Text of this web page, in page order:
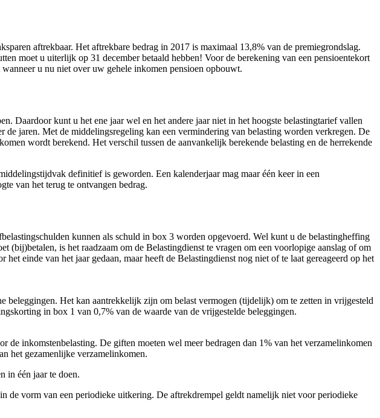
aftrekbaar. Het aftrekbare bedrag in 2017 is maximaal 13,8% van de premiegrondslag.
moet u uiterlijk op 31 december betaald hebben! Voor de berekening van een pensioentekort
u nu niet over uw gehele inkomen pensioen opbouwt.
Daardoor kunt u het ene jaar wel en het andere jaar niet in het hoogste belastingtarief vallen
jaren. Met de middelingsregeling kan een vermindering van belasting worden verkregen. De
wordt berekend. Het verschil tussen de aanvankelijk berekende belasting en de herrekende
definitief is geworden. Een kalenderjaar mag maar één keer in een
van het terug te ontvangen bedrag.
kunnen als schuld in box 3 worden opgevoerd. Wel kunt u de belastingheffing
is het raadzaam om de Belastingdienst te vragen om een voorlopige aanslag of om
einde van het jaar gedaan, maar heeft de Belastingdienst nog niet of te laat gereageerd op het
Het kan aantrekkelijk zijn om belast vermogen (tijdelijk) om te zetten in vrijgesteld
in box 1 van 0,7% van de waarde van de vrijgestelde beleggingen.
inkomstenbelasting. De giften moeten wel meer bedragen dan 1% van het verzamelinkomen
het gezamenlijke verzamelinkomen.
in één jaar te doen.
de vorm van een periodieke uitkering. De aftrekdrempel geldt namelijk niet voor periodieke